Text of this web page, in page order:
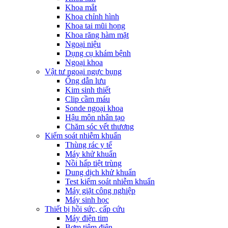
Khoa mắt
Khoa chỉnh hình
Khoa tai mũi họng
Khoa răng hàm mặt
Ngoại niệu
Dụng cụ khám bệnh
Ngoại khoa
Vật tư ngoại ngực bụng
Ống dẫn lưu
Kim sinh thiết
Clip cầm máu
Sonde ngoại khoa
Hậu môn nhân tạo
Chăm sóc vết thương
Kiểm soát nhiễm khuẩn
Thùng rác y tế
Máy khử khuẩn
Nồi hấp tiệt trùng
Dung dịch khử khuẩn
Test kiểm soát nhiễm khuẩn
Máy giặt công nghiệp
Máy sinh học
Thiết bị hồi sức, cấp cứu
Máy điện tim